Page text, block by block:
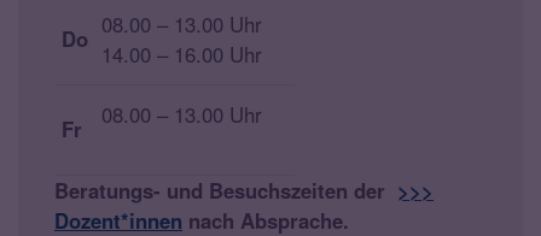
Do 08.00 – 13.00 Uhr
14.00 – 16.00 Uhr
Fr 08.00 – 13.00 Uhr
Beratungs- und Besuchszeiten der >>>
Dozent*innen nach Absprache.